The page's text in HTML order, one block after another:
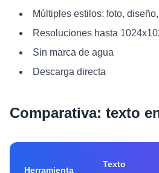
Múltiples estilos: foto,
Resoluciones hasta
Sin marca de agua
Descarga directa
Comparativa: texto
Herramienta
Texto